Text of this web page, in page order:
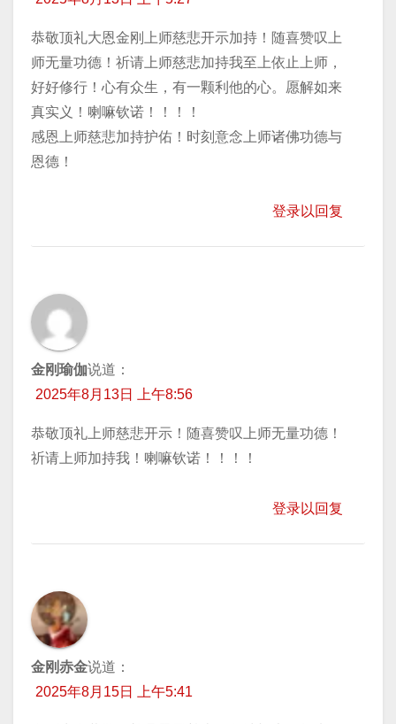
恭敬顶礼大恩金刚上师慈悲开示加持！随喜赞叹上
师无量功德！祈请上师慈悲加持我至上依止上师，
好好修行！心有众生，有一颗利他的心。愿解如来
真实义！喇嘛钦诺！！！！
感恩上师慈悲加持护佑！时刻意念上师诸佛功德与
恩德！
登录以回复
金刚瑜伽说道：
2025年8月13日 上午8:56
恭敬顶礼上师慈悲开示！随喜赞叹上师无量功德！
祈请上师加持我！喇嘛钦诺！！！！
登录以回复
金刚赤金说道：
2025年8月15日 上午5:41